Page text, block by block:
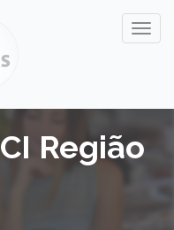
Região